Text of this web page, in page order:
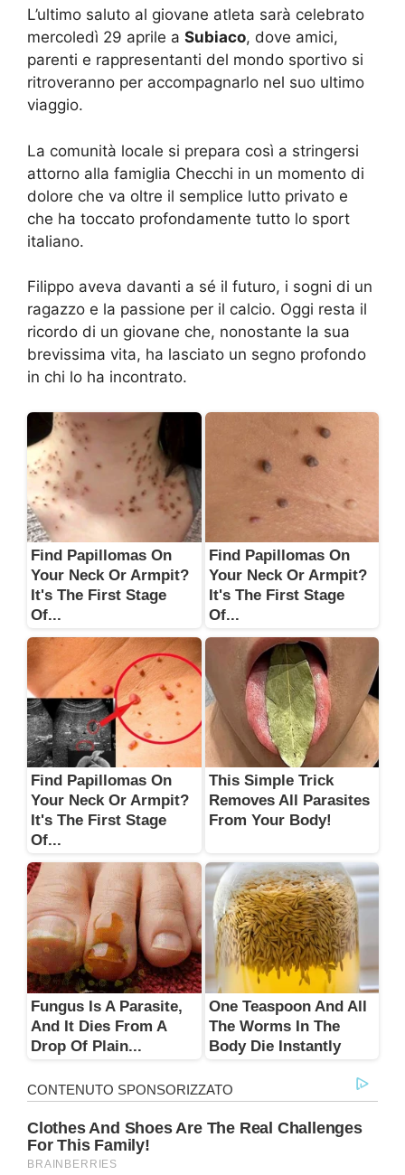
L’ultimo saluto al giovane atleta sarà celebrato
mercoledì 29 aprile a Subiaco, dove amici,
parenti e rappresentanti del mondo sportivo si
ritroveranno per accompagnarlo nel suo ultimo
viaggio.
La comunità locale si prepara così a stringersi
attorno alla famiglia Checchi in un momento di
dolore che va oltre il semplice lutto privato e
che ha toccato profondamente tutto lo sport
italiano.
Filippo aveva davanti a sé il futuro, i sogni di un
ragazzo e la passione per il calcio. Oggi resta il
ricordo di un giovane che, nonostante la sua
brevissima vita, ha lasciato un segno profondo
in chi lo ha incontrato.
Find Papillomas On
Your Neck Or Armpit?
It's The First Stage
Of...
Find Papillomas On
Your Neck Or Armpit?
It's The First Stage
Of...
Find Papillomas On
Your Neck Or Armpit?
It's The First Stage
Of...
This Simple Trick
Removes All Parasites
From Your Body!
Fungus Is A Parasite,
And It Dies From A
Drop Of Plain...
One Teaspoon And All
The Worms In The
Body Die Instantly